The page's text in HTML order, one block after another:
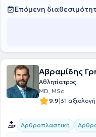
Επόμενη
Αβραμίδης
Αθλητίατρος
MD, MSc
9.9|31
Αρθροπλαστική